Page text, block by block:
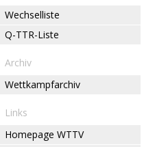
Wechselliste
Q-TTR-Liste
Archiv
Wettkampfarchiv
Links
Homepage WTTV